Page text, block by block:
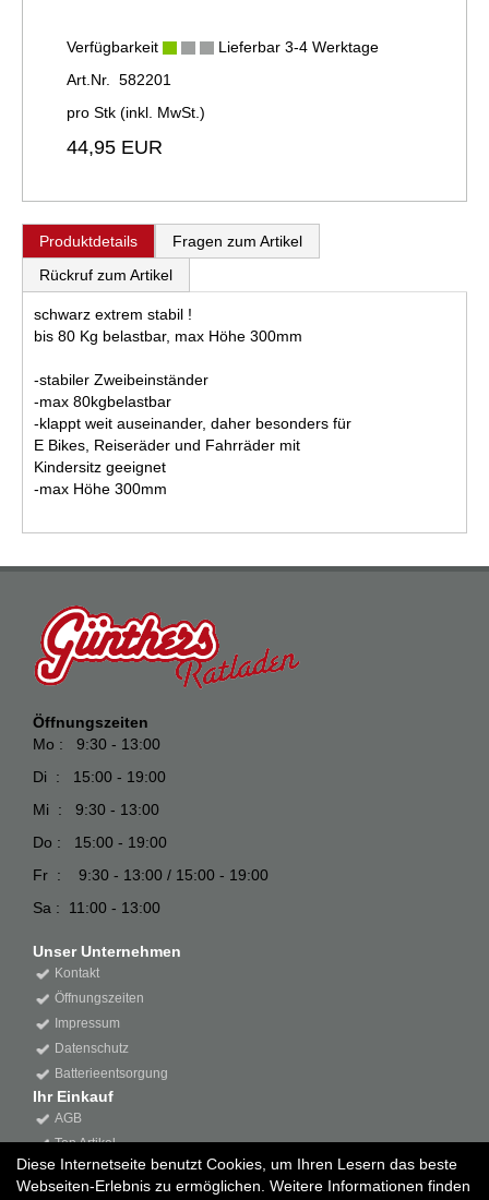
Verfügbarkeit
Lieferbar 3-4 Werktage
Art.Nr. 582201
pro Stk (inkl. MwSt.)
44,95 EUR
Produktdetails
Fragen zum Artikel
Rückruf zum Artikel
schwarz extrem stabil !
bis 80 Kg belastbar, max Höhe 300mm
-stabiler Zweibeinständer
-max 80kgbelastbar
-klappt weit auseinander, daher besonders für
E Bikes, Reiseräder und Fahrräder mit
Kindersitz geeignet
-max Höhe 300mm
Öffnungszeiten
Mo : 9:30 - 13:00
Di : 15:00 - 19:00
Mi : 9:30 - 13:00
Do : 15:00 - 19:00
Fr : 9:30 - 13:00 / 15:00 - 19:00
Sa : 11:00 - 13:00
Unser Unternehmen
Kontakt
Öffnungszeiten
Impressum
Datenschutz
Batterieentsorgung
Ihr Einkauf
AGB
Top Artikel
Diese Internetseite benutzt Cookies, um Ihren Lesern das beste
Webseiten-Erlebnis zu ermöglichen. Weitere Informationen finden